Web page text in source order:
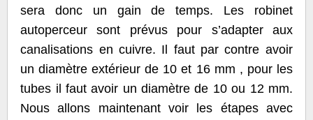
sera donc un gain de temps. Les robinet
autoperceur sont prévus pour s’adapter aux
canalisations en cuivre. Il faut par contre avoir
un diamètre extérieur de 10 et 16 mm , pour les
tubes il faut avoir un diamètre de 10 ou 12 mm.
Nous allons maintenant voir les étapes avec